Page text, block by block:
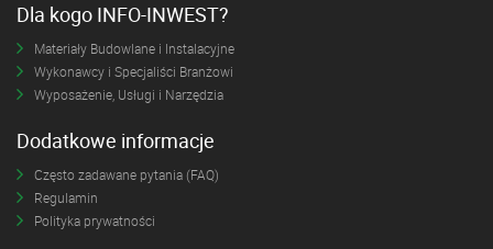
Dla kogo INFO-INWEST?
Materiały Budowlane i Instalacyjne
Wykonawcy i Specjaliści Branżowi
Wyposażenie, Usługi i Narzędzia
Dodatkowe informacje
Często zadawane pytania (FAQ)
Regulamin
Polityka prywatności